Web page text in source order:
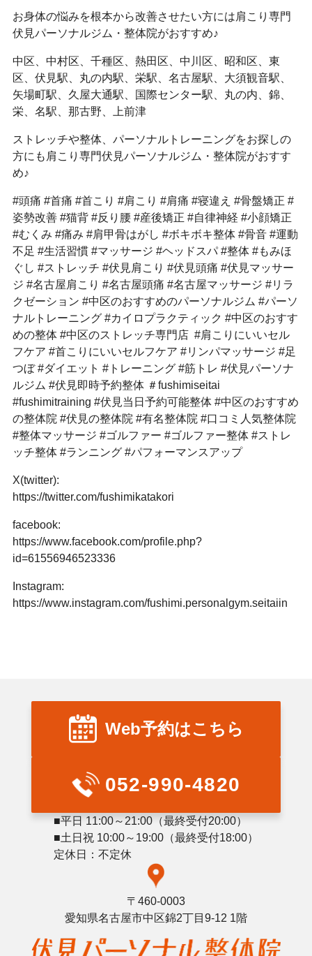
お身体の悩みを根本から改善させたい方には肩こり専門
伏見パーソナルジム・整体院がおすすめ♪
中区、中村区、千種区、熱田区、中川区、昭和区、東
区、伏見駅、丸の内駅、栄駅、名古屋駅、大須観音駅、
矢場町駅、久屋大通駅、国際センター駅、丸の内、錦、
栄、名駅、那古野、上前津
ストレッチや整体、パーソナルトレーニングをお探しの
方にも肩こり専門伏見パーソナルジム・整体院がおすす
め♪
#頭痛 #首痛 #首こり #肩こり #肩痛 #寝違え #骨盤矯正 #
姿勢改善 #猫背 #反り腰 #産後矯正 #自律神経 #小顔矯正
#むくみ #痛み #肩甲骨はがし #ボキボキ整体 #骨音 #運動
不足 #生活習慣 #マッサージ #ヘッドスパ #整体 #もみほ
ぐし #ストレッチ #伏見肩こり #伏見頭痛 #伏見マッサー
ジ #名古屋肩こり #名古屋頭痛 #名古屋マッサージ #リラ
クゼーション #中区のおすすめのパーソナルジム #パーソ
ナルトレーニング #カイロプラクティック #中区のおすす
めの整体 #中区のストレッチ専門店 #肩こりにいいセル
フケア #首こりにいいセルフケア #リンパマッサージ #足
つぼ #ダイエット #トレーニング #筋トレ #伏見パーソナ
ルジム #伏見即時予約整体 ＃fushimiseitai
#fushimitraining #伏見当日予約可能整体 #中区のおすすめ
の整体院 #伏見の整体院 #有名整体院 #口コミ人気整体院
#整体マッサージ #ゴルファー #ゴルファー整体 #ストレ
ッチ整体 #ランニング #パフォーマンスアップ
X(twitter):
https://twitter.com/fushimikatakori
facebook:
https://www.facebook.com/profile.php?
id=61556946523336
Instagram:
https://www.instagram.com/fushimi.personalgym.seitaiin
Web予約はこちら
052-990-4820
■平日 11:00～21:00（最終受付20:00）
■土日祝 10:00～19:00（最終受付18:00）
定休日：不定休
〒460-0003
愛知県名古屋市中区錦2丁目9-12 1階